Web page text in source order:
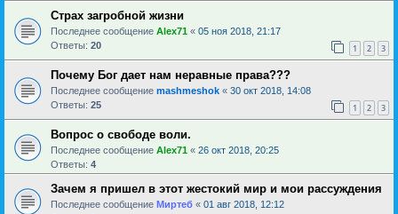
Страх загробной жизни
Последнее сообщение Alex71 « 05 ноя 2018, 21:17
Ответы: 20 1 2 3
Почему Бог дает нам неравные права???
Последнее сообщение mashmeshok « 30 окт 2018, 14:08
Ответы: 25 1 2 3
Вопрос о свободе воли.
Последнее сообщение Alex71 « 26 окт 2018, 20:25
Ответы: 4
Зачем я пришел в этот жестокий мир и мои рассуждения
Последнее сообщение Миртеб « 01 авг 2018, 12:12